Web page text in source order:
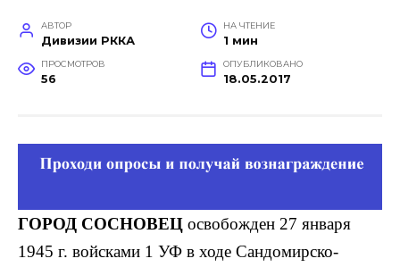
АВТОР
Дивизии РККА
НА ЧТЕНИЕ
1 мин
ПРОСМОТРОВ
56
ОПУБЛИКОВАНО
18.05.2017
ГОРОД СОСНОВЕЦ освобожден 27 января
1945 г. войсками 1 УФ в ходе Сандомирско-